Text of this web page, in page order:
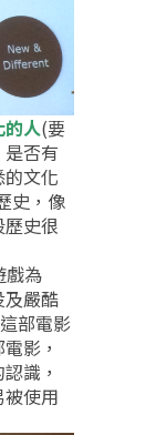
的人(要
否有
文化
史，像
史很
戲為
及嚴酷
部電影
影，
識，
使用